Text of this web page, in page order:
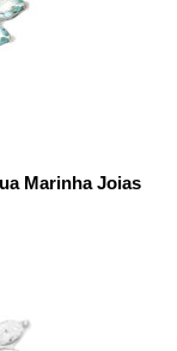
Marinha Joias